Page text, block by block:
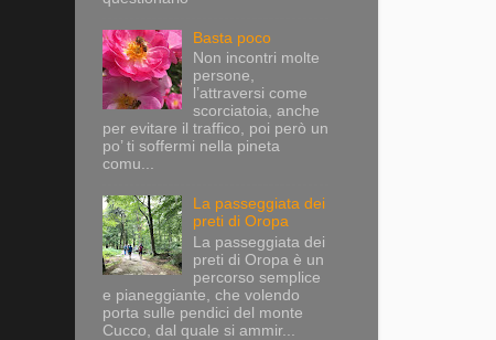
Basta poco
Non incontri molte
persone,
l’attraversi come
scorciatoia, anche
per evitare il traffico, poi però un
po’ ti soffermi nella pineta
comu...
La passeggiata dei
preti di Oropa
La passeggiata dei
preti di Oropa è un
percorso semplice
e pianeggiante, che volendo
porta sulle pendici del monte
Cucco, dal quale si ammir...